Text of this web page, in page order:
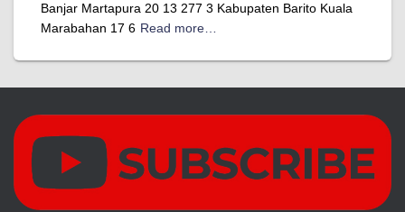
Banjar Martapura 20 13 277 3 Kabupaten Barito Kuala
Marabahan 17 6 Read more…